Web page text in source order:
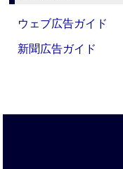
ウェブ広告ガイド
新聞広告ガイド